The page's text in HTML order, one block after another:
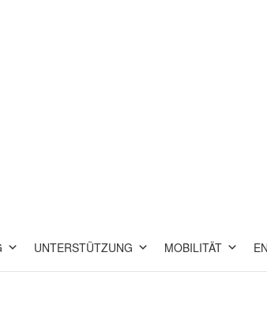
UNTERSTÜTZUNG MOBILITÄT